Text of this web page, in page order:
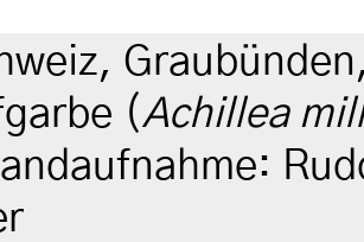
(Achillea